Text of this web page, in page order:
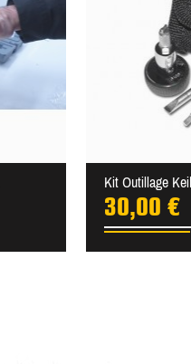
Kit Outillage
30,00 €